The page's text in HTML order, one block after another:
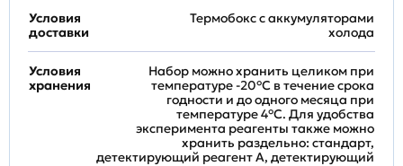
Условия
доставки
Термобокс с аккумуляторами
холода
Условия
хранения
Набор можно хранить целиком при
температуре -20°C в течение срока
годности и до одного месяца при
температуре 4°C. Для удобства
эксперимента реагенты также можно
хранить раздельно: стандарт,
детектирующий реагент A, детектирующий